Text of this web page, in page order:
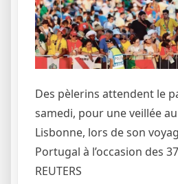
Des pèlerins attendent le
samedi, pour une veillée
Lisbonne, lors de son
Portugal à l’occasion des 37
REUTERS